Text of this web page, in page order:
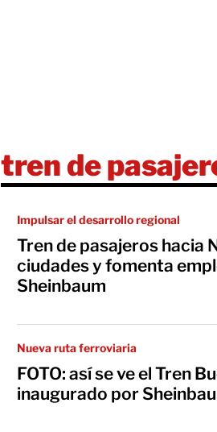
tren de
Impulsar el desarrollo regional
Tren de pasajeros hacia
ciudades y fomenta
Sheinbaum
Nueva ruta ferroviaria
FOTO: así se ve el Tren
inaugurado por